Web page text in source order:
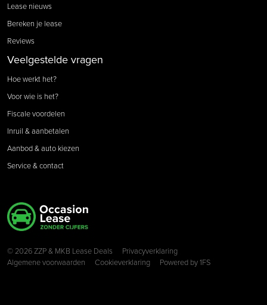
Lease nieuws
Bereken je lease
Reviews
Veelgestelde vragen
Hoe werkt het?
Voor wie is het?
Fiscale voordelen
Inruil & aanbetalen
Aanbod & auto kiezen
Service & contact
Copyright navigation
© 2026 ZZP & MKB Lease Deals
Privacyverklaring
Algemene voorwaarden
Cookieverklaring Powered by1FS